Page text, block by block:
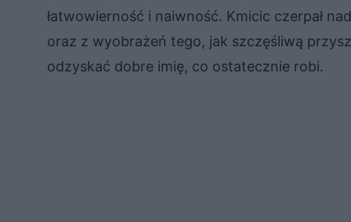
łatwowierność i naiwność. Kmicic czerpał
oraz z wyobrażeń tego, jak szczęśliwą
odzyskać dobre imię, co ostatecznie robi.